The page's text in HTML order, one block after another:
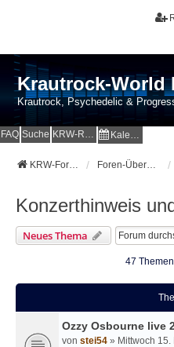
Krautrock-World
Krautrock, Psychedelic &
FAQ Suche KRW-Radio Kalender
KRW-Forum Foren-Übersicht
Konzerthinweis
Neues Thema
47 Themen
Ozzy Osbourne live
von stei54 » Mittwoch 15.